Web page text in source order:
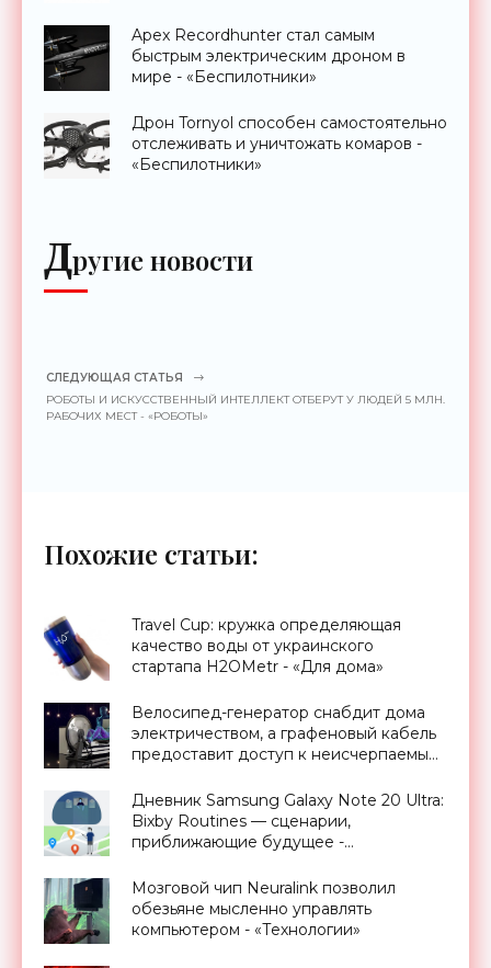
Apex Recordhunter стал самым
быстрым электрическим дроном в
мире - «Беспилотники»
Дрон Tornyol способен самостоятельно
отслеживать и уничтожать комаров -
«Беспилотники»
Другие новости
СЛЕДУЮЩАЯ СТАТЬЯ
РОБОТЫ И ИСКУССТВЕННЫЙ ИНТЕЛЛЕКТ ОТБЕРУТ У ЛЮДЕЙ 5 МЛН.
РАБОЧИХ МЕСТ - «РОБОТЫ»
Похожие статьи:
Travel Cup: кружка определяющая
качество воды от украинского
стартапа H2OMetr - «Для дома»
Велосипед-генератор снабдит дома
электричеством, а графеновый кабель
предоставит доступ к неисчерпаемым
проект Billions in Change (видео) -
«Новости Электроники»
Дневник Samsung Galaxy Note 20 Ultra:
Bixby Routines — сценарии,
приближающие будущее -
Мозговой чип Neuralink позволил
обезьяне мысленно управлять
компьютером - «Технологии»